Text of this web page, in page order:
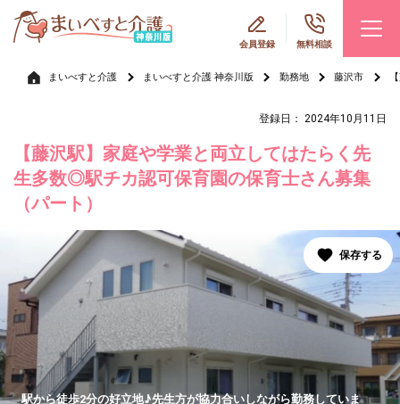
会員登録 無料相談
まいべすと介護 まいべすと介護 神奈川版 勤務地 藤沢市
登録日： 2024年10月11日
【藤沢駅】家庭や学業と両立してはたらく先
生多数◎駅チカ認可保育園の保育士さん募集
（パート）
駅から徒歩2分の好立地♪先生方が協力合いしながら勤務していま